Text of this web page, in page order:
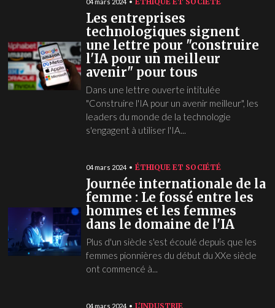
Les entreprises
technologiques signent
une lettre pour "construire
l'IA pour un meilleur
avenir" pour tous
Dans une lettre ouverte intitulée
"Construire l'IA pour un avenir meilleur", les
leaders du monde de la technologie
s'engagent à utiliser l'IA...
04 mars 2024 ÉTHIQUE ET SOCIÉTÉ
Journée internationale de la
femme : Le fossé entre les
hommes et les femmes
dans le domaine de l'IA
Plus d'un siècle s'est écoulé depuis que les
femmes pionnières du début du XXe siècle
ont commencé à...
04 mars 2024 L'INDUSTRIE